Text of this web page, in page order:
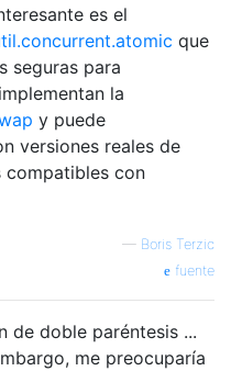
es el
que
seguras para
la
y puede
versiones reales de
compatibles con
— Boris Terzic
fuente
de doble paréntesis ...
me preocuparía